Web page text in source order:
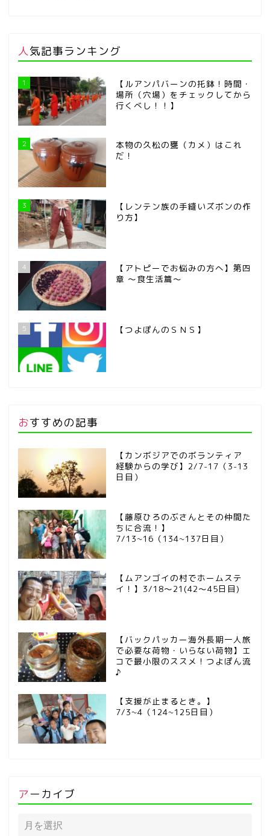
人気記事ランキング
1
【ルアンパバーンの托鉢！時間・
場所（穴場）をチェックしてから
行くべし！！】
2
本物の久松の甕（カメ）はこれ
だ！
3
【レンテン族の手縫いズボンの作
り方】
4
【アトピーでお悩みの方へ】第四
章 ～食生活篇～
5 【つよぽんのＳＮＳ】
おすすめの記事
【カンボジアでのボランティア
経験からの学び】2/7-17（3-13
日目）
【藤原ひろのぶさんとその仲間た
ちに合流！】
7/13~16（134~137日目）
【ムアンゴイの村でホームステ
イ！】3/18～21(42～45日目)
【バックパッカー海外長期一人旅
で必要な荷物・いらない荷物】エ
コで最小限のススメ！つよぽん流
♪
【支援が止まるとき。】
7/3~4（124~125日目）
アーカイブ